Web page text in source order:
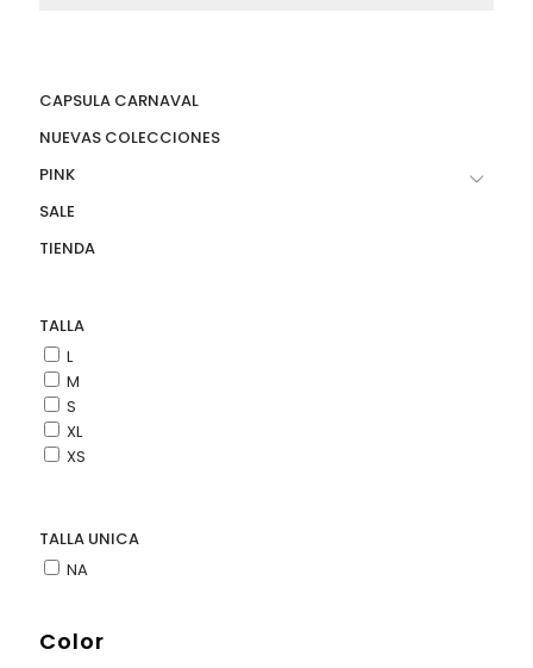
CAPSULA CARNAVAL
NUEVAS COLECCIONES
PINK
SALE
TIENDA
TALLA
L
M
S
XL
XS
TALLA UNICA
NA
Color